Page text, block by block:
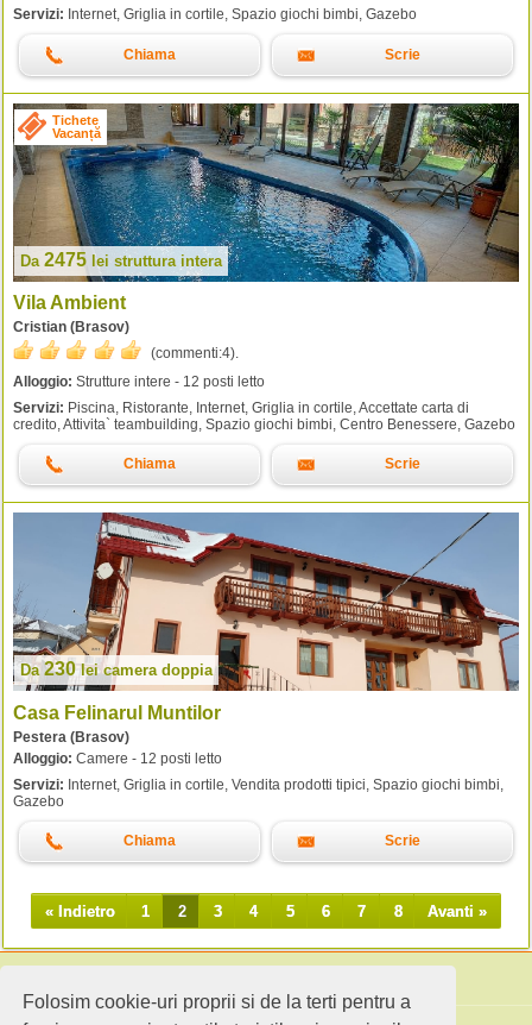
Folosim cookie-uri proprii si de la terti pentru a
Servizi: Internet, Griglia in cortile, Spazio giochi bimbi, Gazebo
Chiama Scrie
Tichete
Vacanță
Da 2475 lei struttura intera
Vila Ambient
Cristian (Brasov)
(commenti:4).
Alloggio: Strutture intere - 12 posti letto
Servizi: Piscina, Ristorante, Internet, Griglia in cortile, Accettate carta di
credito, Attivita` teambuilding, Spazio giochi bimbi, Centro Benessere, Gazebo
Chiama Scrie
Da 230leicamera doppia
Casa Felinarul Muntilor
Pestera (Brasov)
Alloggio: Camere - 12 posti letto
Servizi: Internet, Griglia in cortile, Vendita prodotti tipici, Spazio giochi bimbi,
Gazebo
Chiama Scrie
« Indietro 1 2 3 4 5 6 7 8 Avanti »